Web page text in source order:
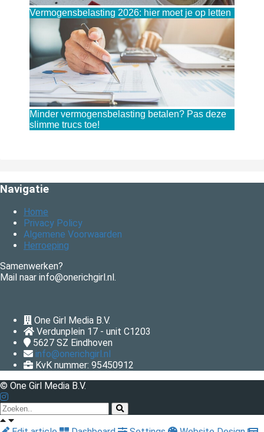
Vermogensbelasting 2026: hier moet je op letten
Minder vermogensbelasting betalen? Pas deze
slimme trucs toe!
Navigatie
Home
Privacy Policy
Algemene Voorwaarden
Herroeping
Samenwerken?
Mail naar info@onerichgirl.nl.
One Girl Media B.V.
Verdunplein 17 - unit C1203
5627 SZ Eindhoven
info@onerichgirl.nl
KvK nummer: 95450912
© One Girl Media B.V.